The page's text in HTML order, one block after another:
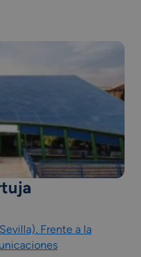
Frente a la